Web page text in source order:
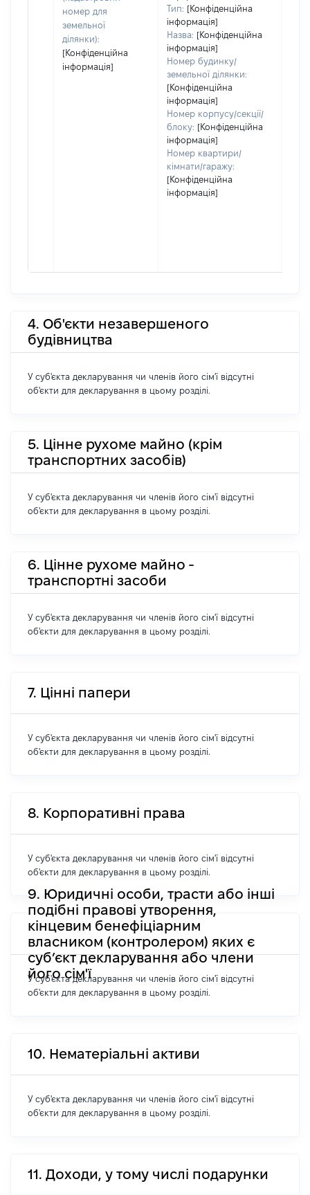
номер для
земельної
ділянки):
[Конфіденційна
інформація]
Тип: [Конфіденційна
інформація]
Назва: [Конфіденційна
інформація]
Номер будинку/
земельної ділянки:
[Конфіденційна
інформація]
Номер корпусу/секції/
блоку: [Конфіденційна
інформація]
Номер квартири/
кімнати/гаражу:
[Конфіденційна
інформація]
4. Об'єкти незавершеного
будівництва
У суб'єкта декларування чи членів його сім'ї відсутні
об'єкти для декларування в цьому розділі.
5. Цінне рухоме майно (крім
транспортних засобів)
У суб'єкта декларування чи членів його сім'ї відсутні
об'єкти для декларування в цьому розділі.
6. Цінне рухоме майно -
транспортні засоби
У суб'єкта декларування чи членів його сім'ї відсутні
об'єкти для декларування в цьому розділі.
7. Цінні папери
У суб'єкта декларування чи членів його сім'ї відсутні
об'єкти для декларування в цьому розділі.
8. Корпоративні права
У суб'єкта декларування чи членів його сім'ї відсутні
об'єкти для декларування в цьому розділі.
9. Юридичні особи, трасти або інші
подібні правові утворення,
кінцевим бенефіціарним
власником (контролером) яких є
суб’єкт декларування або члени
його сім'ї
У суб'єкта декларування чи членів його сім'ї відсутні
об'єкти для декларування в цьому розділі.
10. Нематеріальні активи
У суб'єкта декларування чи членів його сім'ї відсутні
об'єкти для декларування в цьому розділі.
11. Доходи, у тому числі подарунки